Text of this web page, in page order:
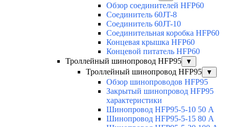
Обзор соединителей HFP60
Соединитель 60JT-8
Соединитель 60JT-10
Соединительная коробка HFP60
Концевая крышка HFP60
Концевой питатель HFP60
Троллейный шинопровод HFP95
▼
Троллейный шинопровод HFP95 ▼
Обзор шинопроводов HFP95
Закрытый шинопровод HFP95
характеристики
Шинопровод HFP95-5-10 50 А
Шинопровод HFP95-5-15 80 А